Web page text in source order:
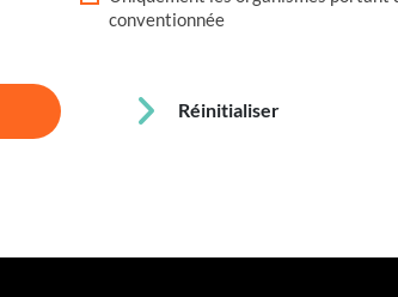
conventionnée
Réinitialiser